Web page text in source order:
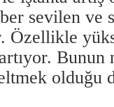
sevilen ve
Bunun
olduğu